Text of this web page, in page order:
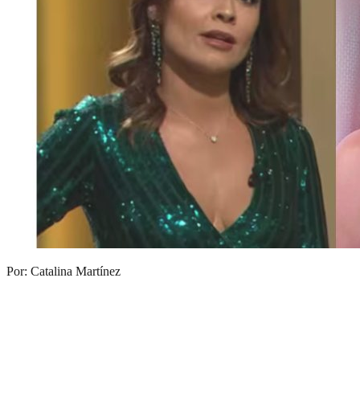
Por: Catalina Martínez